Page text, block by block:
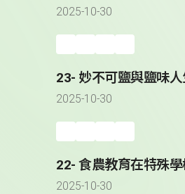
2025-10-30
23- 妙不可鹽與鹽味
2025-10-30
22- 食農教育在特殊
2025-10-30